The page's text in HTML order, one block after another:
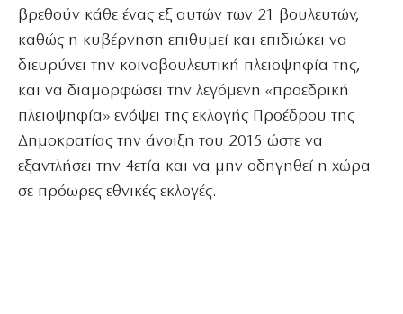
βρεθούν κάθε ένας εξ αυτών των 21 βουλευτών,
καθώς η κυβέρνηση επιθυμεί και επιδιώκει να
διευρύνει την κοινοβουλευτική πλειοψηφία της,
και να διαμορφώσει την λεγόμενη «προεδρική
πλειοψηφία» ενόψει της εκλογής Προέδρου της
Δημοκρατίας την άνοιξη του 2015 ώστε να
εξαντλήσει την 4ετία και να μην οδηγηθεί η χώρα
σε πρόωρες εθνικές εκλογές.